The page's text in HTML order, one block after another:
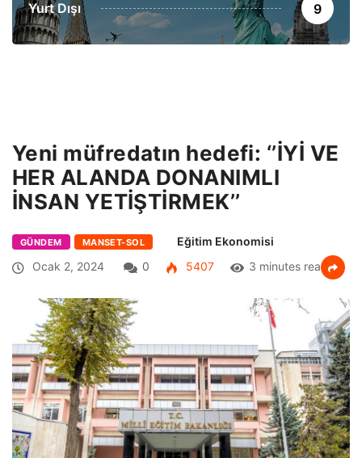
Yurt Dışı 9
Yeni müfredatın hedefi: ‘’İYİ VE
HER ALANDA DONANIMLI
İNSAN YETİŞTİRMEK’’
GÜNDEM MANSET-SOL
Eğitim Ekonomisi
Ocak 2, 2024
0 5407 3 minutes read